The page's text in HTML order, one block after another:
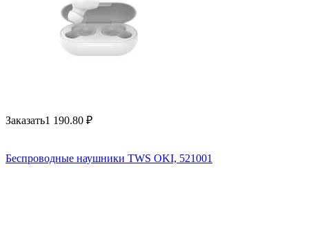
Заказать1 190.80 ₽
Беспроводные наушники TWS OKI, 521001